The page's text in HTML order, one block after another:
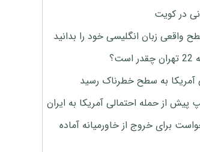
در کویت
واقعی زبان انگلیسی خود را بدانید
به سطح خطرناک رسید
از حمله احتمالی آمریکا به ایران
برای خروج از خاورمیانه آماده